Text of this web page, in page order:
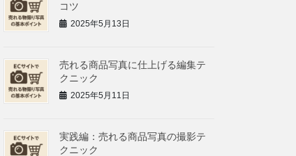
コツ
2025年5月13日
売れる商品写真に仕上げる編集テ
クニック
2025年5月11日
実践編：売れる商品写真の撮影テ
クニック